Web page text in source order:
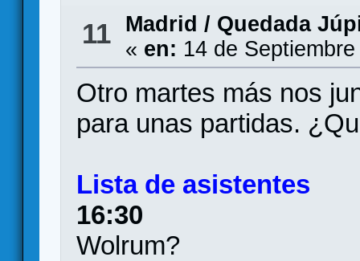
11 Madrid / Quedada
« en: 14 de
Otro martes más nos
para unas partidas.
Lista de asistentes
16:30
Wolrum?